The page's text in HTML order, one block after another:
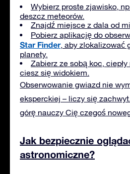
Wybierz proste zjawisko,
deszcz meteorów.
Znajdź miejsce z dala od
Pobierz aplikację do
Star Finder, aby zlokalizować
planety.
Zabierz ze sobą koc,
ciesz się widokiem.
Obserwowanie gwiazd nie
eksperckiej – liczy się
górę nauczy Cię czegoś
Jak bezpiecznie
astronomiczne?